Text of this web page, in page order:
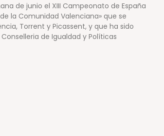
de junio el XIII Campeonato de España
la Comunidad Valenciana» que se
Torrent y Picassent, y que ha sido
de Igualdad y Políticas